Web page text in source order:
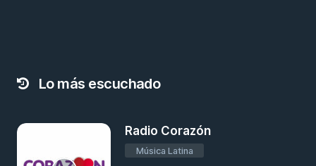
Lo más escuchado
Radio Corazón
Música Latina